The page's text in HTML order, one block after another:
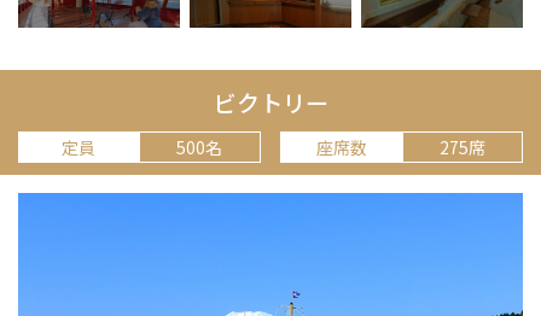
ビクトリー
定員 500名 座席数 275席